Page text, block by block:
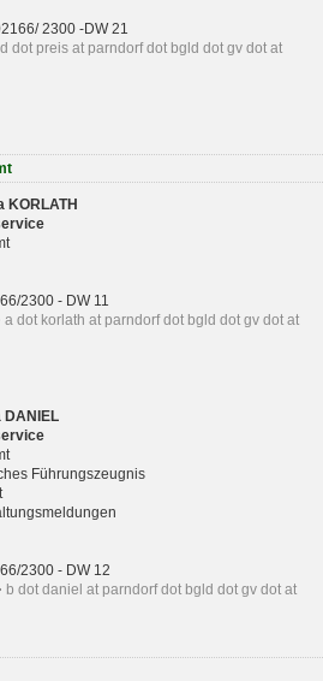
2300 -DW 21
d dot preis at parndorf dot bgld dot gv dot at
KORLATH
2300 - DW 11
a dot korlath at parndorf dot bgld dot gv dot at
DANIEL
Führungszeugnis
2300 - DW 12
b dot daniel at parndorf dot bgld dot gv dot at